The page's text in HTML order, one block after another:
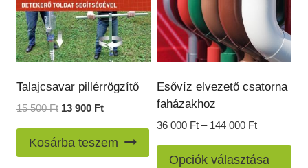
Talajcsavar pillérrögzítő
15 500Ft Original
was:
15
13 900 FtCurrent
is:
13
Kosárba teszem
Esővíz elvezető csatorna
faházakhoz
36 000 Ft – 144 000 Ft
000 Ft
Opciók választása